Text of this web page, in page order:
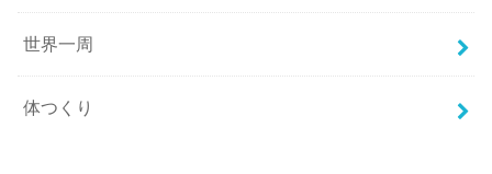
世界一周
体つくり